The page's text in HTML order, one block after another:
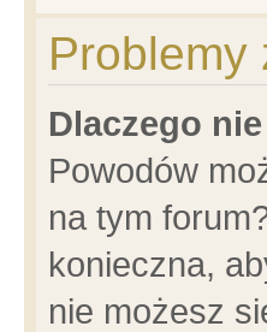
Problemy
Dlaczego
Powodów
na tym
konieczna,
nie możesz